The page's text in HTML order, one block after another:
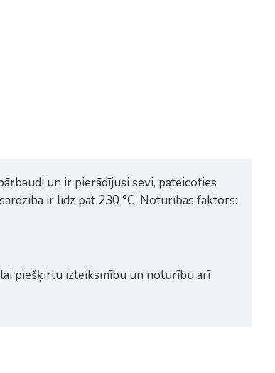
un ir pierādījusi sevi, pateicoties
ir līdz pat 230 °C. Noturības faktors:
piešķirtu izteiksmību un noturību arī